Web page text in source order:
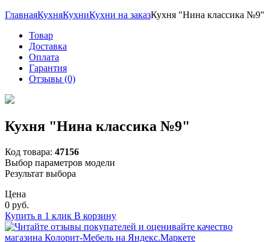
ГлавнаяКухняКухниКухни на заказКухня "Нина классика №9"
Товар
Доставка
Оплата
Гарантия
Отзывы (0)
Кухня "Нина классика №9"
Код товара: 47156
Выбор параметров модели
Результат выбора
Цена
0 руб.
Купить в 1 клик В корзину